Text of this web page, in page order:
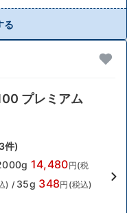
る
プレミアム
3件)
14,480円(税
) / 35g 348円(税込)